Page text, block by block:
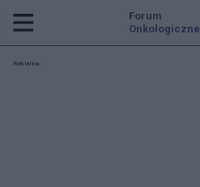
Forum
Onkologiczne
Reklama: